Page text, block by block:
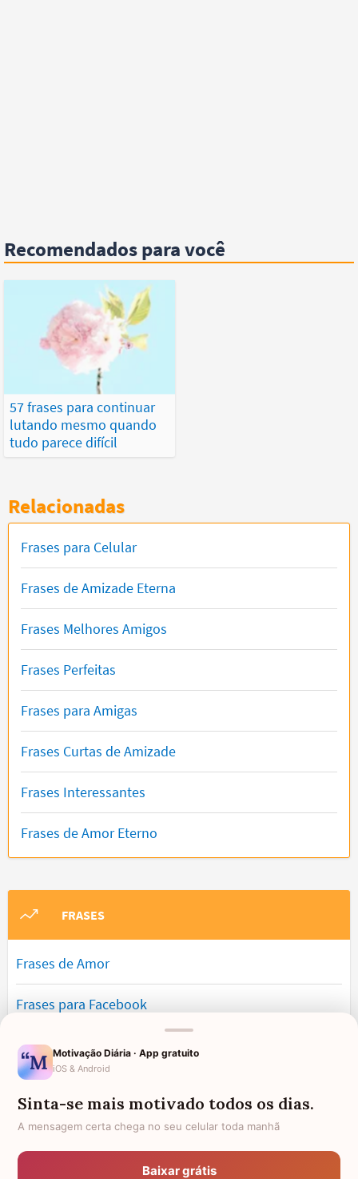
Recomendados para você
57 frases para continuar
lutando mesmo quando
tudo parece difícil
Relacionadas
Frases para Celular
Frases de Amizade Eterna
Frases Melhores Amigos
Frases Perfeitas
Frases para Amigas
Frases Curtas de Amizade
Frases Interessantes
Frases de Amor Eterno
FRASES
Frases de Amor
Frases para Facebook
Frases Bonitas
Frases de Engraçadas
Frases Românticas
Motivação Diária · App gratuito
iOS & Android
Sinta-se mais motivado todos os dias.
A mensagem certa chega no seu celular toda manhã
Baixar grátis